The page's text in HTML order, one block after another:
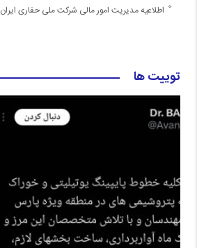
اطلاعیه مدیریت امور مالی شرکت ملی حفاری ایران
توییت ها